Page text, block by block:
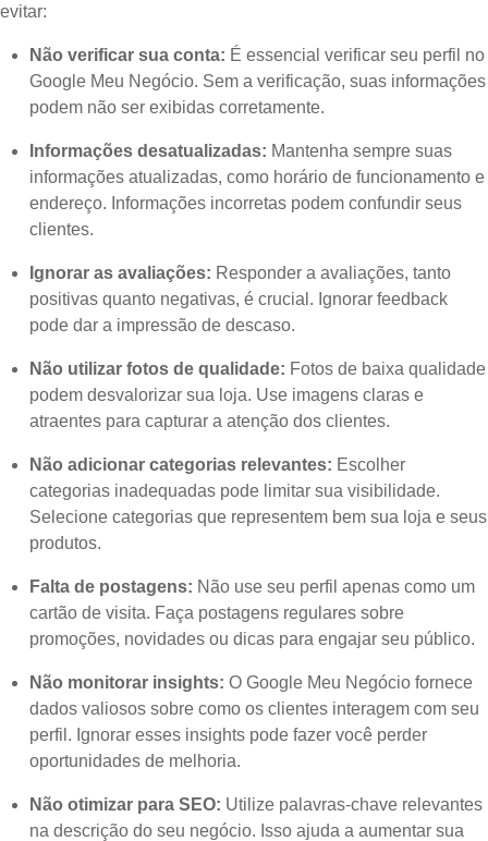
evitar:
Não verificar sua conta: É essencial verificar seu perfil no
Google Meu Negócio. Sem a verificação, suas informações
podem não ser exibidas corretamente.
Informações desatualizadas: Mantenha sempre suas
informações atualizadas, como horário de funcionamento e
endereço. Informações incorretas podem confundir seus
clientes.
Ignorar as avaliações: Responder a avaliações, tanto
positivas quanto negativas, é crucial. Ignorar feedback
pode dar a impressão de descaso.
Não utilizar fotos de qualidade: Fotos de baixa qualidade
podem desvalorizar sua loja. Use imagens claras e
atraentes para capturar a atenção dos clientes.
Não adicionar categorias relevantes: Escolher
categorias inadequadas pode limitar sua visibilidade.
Selecione categorias que representem bem sua loja e seus
produtos.
Falta de postagens: Não use seu perfil apenas como um
cartão de visita. Faça postagens regulares sobre
promoções, novidades ou dicas para engajar seu público.
Não monitorar insights: O Google Meu Negócio fornece
dados valiosos sobre como os clientes interagem com seu
perfil. Ignorar esses insights pode fazer você perder
oportunidades de melhoria.
Não otimizar para SEO: Utilize palavras-chave relevantes
na descrição do seu negócio. Isso ajuda a aumentar sua